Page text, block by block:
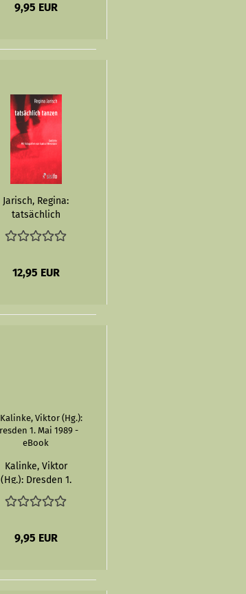
9,95 EUR
Jarisch, Regina:
tatsächlich
tanzen - eBook
12,95 EUR
Kalinke, Viktor
(Hg.): Dresden 1.
Mai 1989 - eBook
9,95 EUR